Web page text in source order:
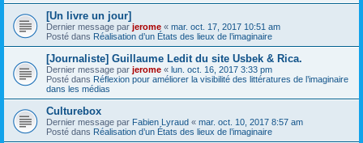
[Un livre un jour]
Dernier message par jerome « mar. oct. 17, 2017 10:51 am
Posté dans Réalisation d’un États des lieux de l’imaginaire
[Journaliste] Guillaume Ledit du site Usbek & Rica.
Dernier message par jerome « lun. oct. 16, 2017 3:33 pm
Posté dans Réflexion pour améliorer la visibilité des littératures de l’imaginaire
dans les médias
Culturebox
Dernier message par Fabien Lyraud « mar. oct. 10, 2017 8:57 am
Posté dans Réalisation d’un États des lieux de l’imaginaire